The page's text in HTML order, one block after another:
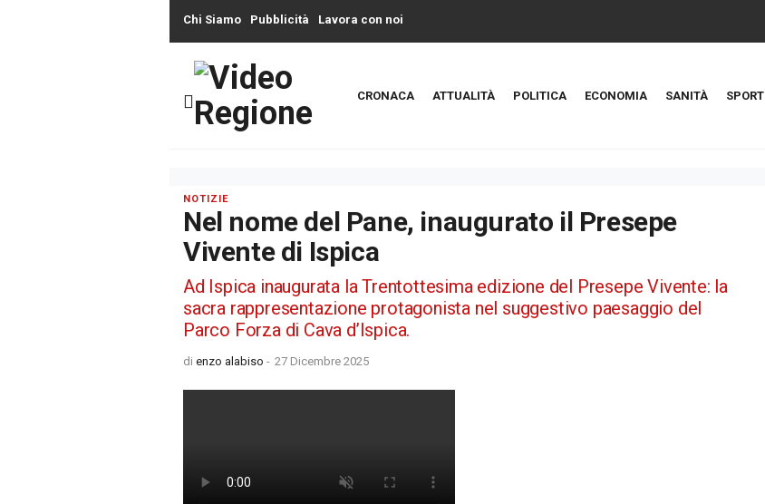
Chi Siamo Pubblicità Lavora con noi
CRONACA ATTUALITÀ POLITICA ECONOMIA SANITÀ SPORT
NOTIZIE
Nel nome del Pane, inaugurato il Presepe
Vivente di Ispica
Ad Ispica inaugurata la Trentottesima edizione del Presepe Vivente: la
sacra rappresentazione protagonista nel suggestivo paesaggio del
Parco Forza di Cava d’Ispica.
di enzo alabiso - 27 Dicembre 2025